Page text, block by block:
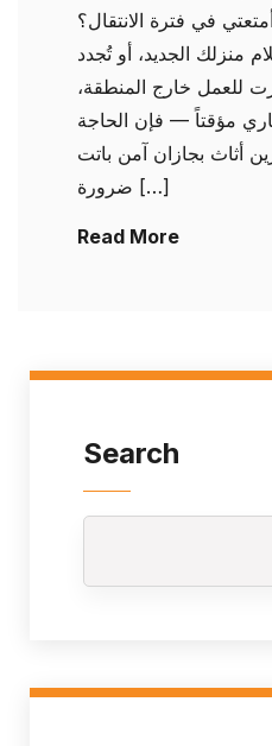
Search
في فترة الانتقال؟
منزلك الجديد، أو تُجدد
للعمل خارج المنطقة،
مؤقتاً — فإن الحاجة
أثاث بجازان آمن باتت
ضرورة […]
Read More